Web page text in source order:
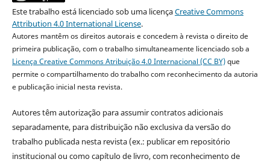
Este trabalho está licenciado sob uma licençaCreative Commons
Attribution 4.0 International License.
Autores mantêm os direitos autorais e concedem à revista o direito de
primeira publicação, com o trabalho simultaneamente licenciado sob a
Licença Creative Commons Atribuição 4.0 Internacional (CC BY)que
permite o compartilhamento do trabalho com reconhecimento da autoria
e publicação inicial nesta revista.
Autores têm autorização para assumir contratos adicionais
separadamente, para distribuição não exclusiva da versão do
trabalho publicada nesta revista (ex.: publicar em repositório
institucional ou como capítulo de livro, com reconhecimento de